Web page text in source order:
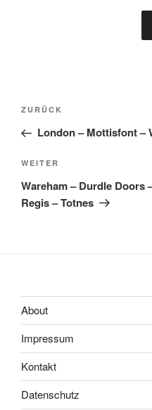
Beitragsnavigation
Vorheriger
Beitrag
ZURÜCK
London – Mottisfont –
Nächster
Beitrag
WEITER
Wareham – Durdle Doors
Regis – Totnes
About
Impressum
Kontakt
Datenschutz